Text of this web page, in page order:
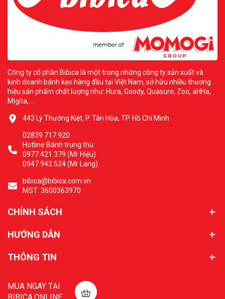
Công ty cổ phần Bibica là một trong những công ty sản xuất và
kinh doanh bánh kẹo hàng đầu tại Việt Nam, sở hữu nhiều thương
hiệu sản phẩm chất lượng như: Hura, Goody, Quasure, Zoo, aHHa,
Migita,...
443 Lý Thường Kiệt, P. Tân Hòa, TP. Hồ Chí Minh
02839 717 920
Hotline Bánh trung thu:
0977.421.379 (Mr Hiệu)
0947.942.524 (Mr Lang)
bibica@bibica.com.vn
MST: 3600363970
CHÍNH SÁCH
HƯỚNG DẪN
THÔNG TIN
MUA NGAY TẠI